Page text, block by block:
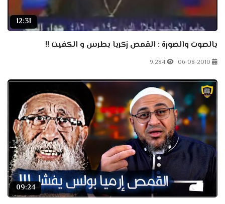
12:31
بالصوت والصورة : القمص زكريا بطرس و الكفيت !!
06-08-2010
9.284
09:24